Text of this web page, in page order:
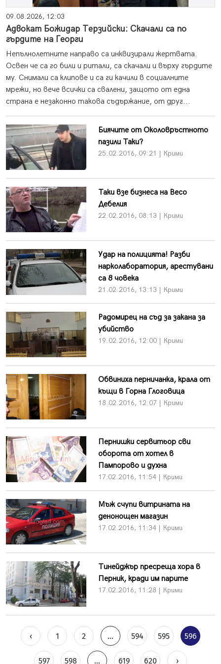
09.08.2026, 12:03
Адвокат Божидар Терзийски: Скачали са по
гърдите на Георги
Непълнолетните направо са инквизирали жертвата.
Освен че са го били и ритали, са скачали и върху гърдите
му. Снимали са клипове и са ги качили в социалните
мрежи, но вече всички са свалени, защото от една
страна е незаконно такова съдържание, от друг...
Биячите от Околовръстното
пазили Таки?
25.02.2016, 09:21 | Крими
Таки взе бизнеса на Весо
Дебелия
22.02.2016, 08:13 | Крими
Удар на полицията! Разби
нарколаборатория, арестувани
са 8 човека
21.02.2016, 13:13 | Крими
Радомирец на съд за закана за
убийство
19.02.2016, 12:00 | Крими
Обвиниха перничанка, крала от
къщи в Горна Глоговица
18.02.2016, 12:07 | Крими
Пернишки сервитьор сви
оборота от хотел в
Пампорово и духна
17.02.2016, 11:54 | Крими
Мъж счупи витрината на
денонощен магазин
17.02.2016, 11:34 | Крими
Тинейджър пресреща хора в
Перник, кради им парите
17.02.2016, 11:28 | Крими
‹ 1 2 ... 594 595 596
597 598 ... 619 620 ›